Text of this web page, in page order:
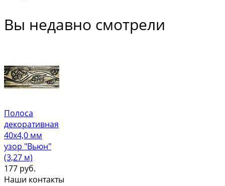
Вы недавно смотрели
Полоса
декоративная
40х4,0 мм
узор "Вьюн"
(3,27 м)
177 руб.
Наши контакты